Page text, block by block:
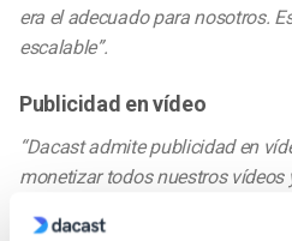
era el adecuado para nosotros.
escalable”.
Publicidad en vídeo
“Dacast admite publicidad en
monetizar todos nuestros vídeos